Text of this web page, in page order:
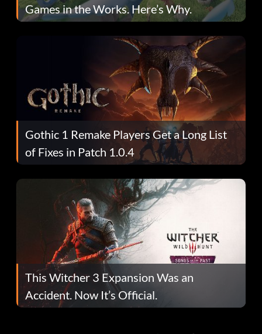
Games in the Works. Here’s Why.
Gothic 1 Remake Players Get a Long List
of Fixes in Patch 1.0.4
This Witcher 3 Expansion Was an
Accident. Now It’s Official.